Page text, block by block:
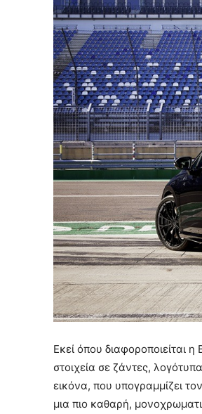
Εκεί όπου διαφοροποιείται
στοιχεία σε ζάντες,
εικόνα, που υπογραμμίζει
μια πιο καθαρή,